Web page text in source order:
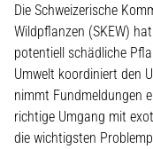
Die Schweizerische
Wildpflanzen (SKEW)
potentiell schädliche
Umwelt koordiniert den
nimmt Fundmeldungen
richtige Umgang mit
die wichtigsten